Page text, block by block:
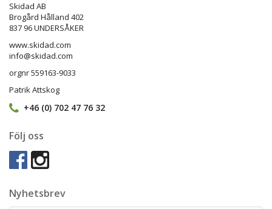
Skidad AB
Brogård Hålland 402
837 96 UNDERSÅKER
www.skidad.com
info@skidad.com
orgnr 559163-9033
Patrik Attskog
+46 (0) 702 47 76 32
Följ oss
Nyhetsbrev